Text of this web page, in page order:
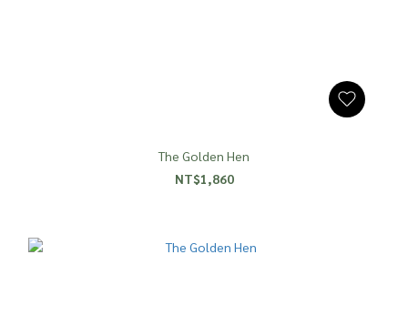
The Golden Hen
NT$1,860